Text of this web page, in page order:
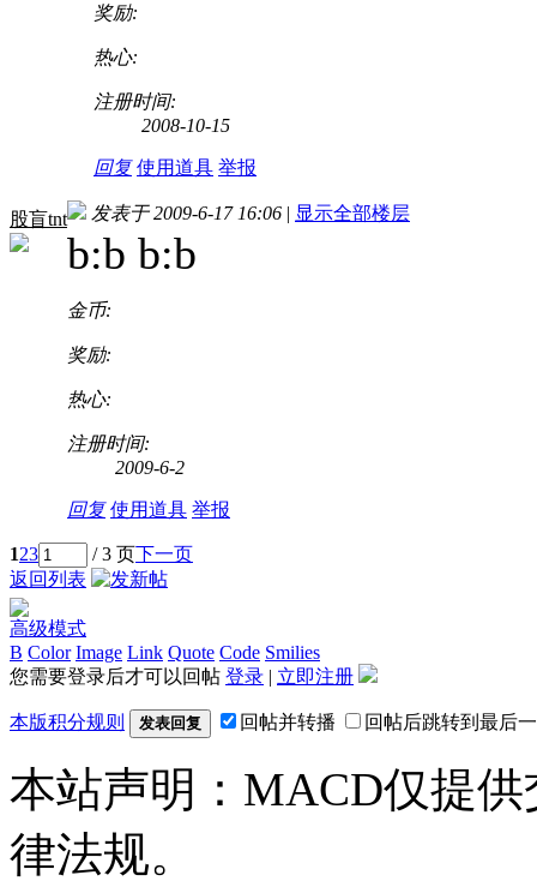
奖励:
热心:
注册时间:
2008-10-15
回复 使用道具 举报
股盲tnt 发表于 2009-6-17 16:06 | 显示全部楼层
b:b b:b
金币:
奖励:
热心:
注册时间:
2009-6-2
回复 使用道具 举报
123 / 3 页下一页
返回列表
高级模式
B Color Image Link Quote Code Smilies
您需要登录后才可以回帖 登录 | 立即注册
本版积分规则 发表回复 回帖并转播 回帖后跳转到最后
本站声明：MACD仅提
律法规。